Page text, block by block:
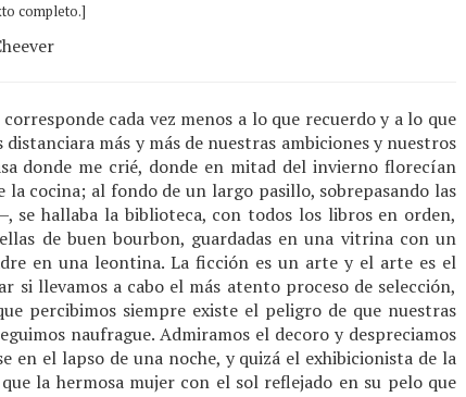
completo.]
cada vez menos a lo que recuerdo y a lo que
más y más de nuestras ambiciones y nuestros
donde me crié, donde en mitad del invierno florecían
cocina; al fondo de un largo pasillo, sobrepasando las
se hallaba la biblioteca, con todos los libros en orden,
de buen bourbon, guardadas en una vitrina con un
en una leontina. La ficción es un arte y el arte es el
si llevamos a cabo el más atento proceso de selección,
percibimos siempre existe el peligro de que nuestras
naufrague. Admiramos el decoro y despreciamos
en el lapso de una noche, y quizá el exhibicionista de la
la hermosa mujer con el sol reflejado en su pelo que